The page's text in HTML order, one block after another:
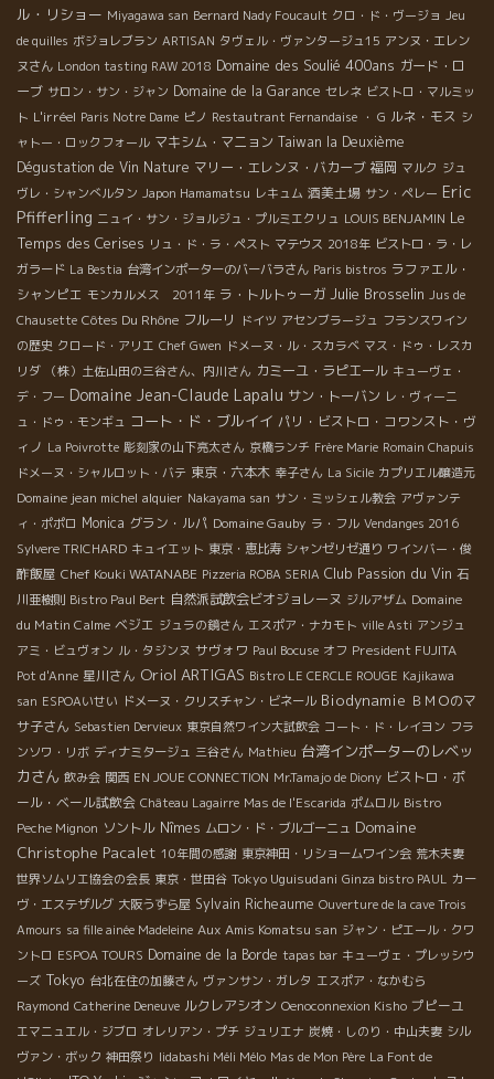
ル・リショー Miyagawa san Bernard Nady Foucault クロ・ド・ヴージョ Jeu
de quilles ボジョレブラン ARTISAN タヴェル・ヴァンタージュ15 アンヌ・エレン
ヌさん London tasting RAW 2018 Domaine des Soulié 400ans ガード・ロ
ーブ サロン・サン・ジャン Domaine de la Garance セレネ ビストロ・マルミッ
ト L'irréel Paris Notre Dame ピノ Restautrant Fernandaise ・ G ルネ・モス シ
ャトー・ロックフォール マキシム・マニョン Taiwan la Deuxième
Dégustation de Vin Nature マリー・エレンヌ・バカーブ 福岡 マルク ジュ
ヴレ・シャンべルタン Japon Hamamatsu レキュム 酒美土場 サン・ペレー Eric
Pfifferling ニュイ・サン・ジョルジュ・プルミエクリュ LOUIS BENJAMIN Le
Temps des Cerises リュ・ド・ラ・ペスト マテウス 2018年 ビストロ・ラ・レ
ガラード La Bestia 台湾インポーターのバーバラさん Paris bistros ラファエル・
シャンピエ モンカルメス 2011年 ラ・トルトゥーガ Julie Brosselin Jus de
Chausette Côtes Du Rhône フルーリ ドイツ アセンブラージュ フランスワイン
の歴史 クロード・アリエ Chef Gwen ドメーヌ・ル・スカラベ マス・ドゥ・レスカ
リダ
（株）土佐山田の三谷さん、内川さん カミーユ・ラピエール キューヴェ・
デ・フー Domaine Jean-Claude Lapalu サン・トーバン レ・ヴィーニ
ュ・ドゥ・モンギュ コート・ド・ブルイイ パリ・ビストロ・コワンスト・ヴ
ィノ La Poivrotte 彫刻家の山下亮太さん 京橋ランチ Frère Marie Romain Chapuis
ドメーヌ・シャルロット・バテ 東京・六本木 幸子さん La Sicile カプリエル醸造元
Domaine jean michel alquier Nakayama san サン・ミッシェル教会 アヴァンテ
ィ・ポポロ Monica グラン・ルパ Domaine Gauby ラ・フル Vendanges 2016
Sylvere TRICHARD キュイエット 東京・恵比寿 シャンゼリゼ通り ワインバー・俊
酢飯屋 Chef Kouki WATANABE Pizzeria ROBA SERIA Club Passion du Vin 石
川亜樹則 Bistro Paul Bert 自然派試飲会ビオジョレーヌ ジルアザム Domaine
du Matin Calme ベジエ ジュラの鏡さん エスポア・ナカモト ville Asti アンジュ
アミ・ビュヴォン ル・タジンヌ サヴォワ Paul Bocuse オフ President FUJITA
Pot d'Anne 星川さん Oriol ARTIGAS Bistro LE CERCLE ROUGE Kajikawa
san ESPOAいせい ドメーヌ・クリスチャン・ビネール Biodynamie ＢＭＯのマ
サ子さん Sebastien Dervieux 東京自然ワイン大試飲会 コート・ド・レイヨン フラ
ンソワ・リボ ディナミタージュ 三谷さん Mathieu 台湾インポーターのレベッ
カさん 飲み会 関西 EN JOUE CONNECTION Mr.Tamajo de Diony ビストロ・ポ
ール・ベール試飲会 Château Lagairre Mas de l'Escarida ポムロル Bistro
Peche Mignon ソントル Nîmes ムロン・ド・ブルゴーニュ Domaine
Christophe Pacalet 10年間の感謝 東京神田・リショームワイン会 荒木夫妻
世界ソムリエ協会の会長 東京・世田谷 Tokyo Uguisudani Ginza bistro PAUL カー
ヴ・エステザルグ 大阪うずら屋 Sylvain Richeaume Ouverture de la cave Trois
Amours sa fille ainée Madeleine Aux Amis Komatsu san ジャン・ピエール・クワ
ントロ ESPOA TOURS Domaine de la Borde tapas bar キューヴェ・プレッシウ
ーズ Tokyo 台北在住の加藤さん ヴァンサン・ガレタ エスポア・なかむら
Raymond Catherine Deneuve ルクレアシオン Oenoconnexion Kisho プピーユ
エマニュエル・ジブロ オレリアン・プチ ジュリエナ 炭焼・しのり・中山夫妻 シル
ヴァン・ボック 神田祭り Iidabashi Méli Mélo Mas de Mon Père La Font de